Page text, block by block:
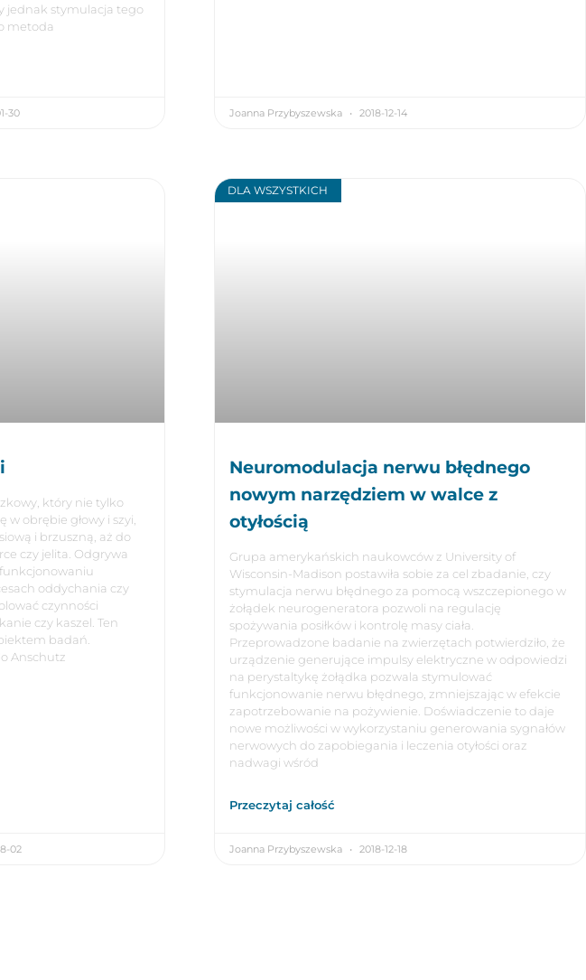
jednak stymulacja tego
metoda
30 Joanna Przybyszewska 2018-12-14
który nie tylko
obrębie głowy i szyi,
i brzuszną, aż do
czy jelita. Odgrywa
oddychania czy
czynności
czy kaszel. Ten
badań.
Anschutz
02
DLA WSZYSTKICH
Neuromodulacja nerwu błędnego
nowym narzędziem w walce z
otyłością
Grupa amerykańskich naukowców z University of
Wisconsin-Madison postawiła sobie za cel zbadanie, czy
stymulacja nerwu błędnego za pomocą wszczepionego w
żołądek neurogeneratora pozwoli na regulację
spożywania posiłków i kontrolę masy ciała.
Przeprowadzone badanie na zwierzętach potwierdziło, że
urządzenie generujące impulsy elektryczne w odpowiedzi
na perystaltykę żołądka pozwala stymulować
funkcjonowanie nerwu błędnego, zmniejszając w efekcie
zapotrzebowanie na pożywienie. Doświadczenie to daje
nowe możliwości w wykorzystaniu generowania sygnałów
nerwowych do zapobiegania i leczenia otyłości oraz
nadwagi wśród
Przeczytaj całość
Joanna Przybyszewska 2018-12-18